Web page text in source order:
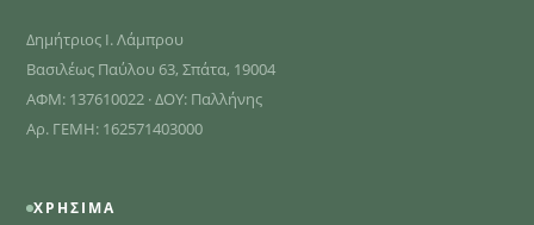
Δημήτριος Ι. Λάμπρου
Βασιλέως Παύλου 63, Σπάτα, 19004
ΑΦΜ: 137610022 · ΔΟΥ: Παλλήνης
Αρ. ΓΕΜΗ: 162571403000
ΧΡΉΣΙΜΑ